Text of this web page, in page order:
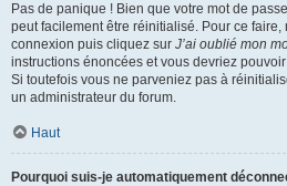
Pas de panique ! Bien que votre mot de
peut facilement être réinitialisé. Pour ce
connexion puis cliquez sur J’ai oublié mon
instructions énoncées et vous devriez
Si toutefois vous ne parveniez pas à
un administrateur du forum.
Haut
Pourquoi suis-je automatiquement